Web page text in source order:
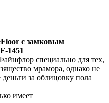
с замковым
1451
специально для тех,
мрамора, однако не
за облицовку пола
имеет